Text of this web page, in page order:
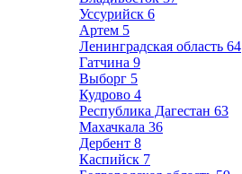
Уссурийск 6
Артем 5
Ленинградская область 64
Гатчина 9
Выборг 5
Кудрово 4
Республика Дагестан 63
Махачкала 36
Дербент 8
Каспийск 7